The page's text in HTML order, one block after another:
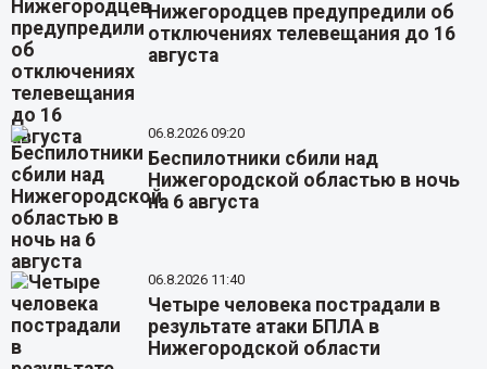
Нижегородцев предупредили об
отключениях телевещания до 16
августа
06.8.2026 09:20
Беспилотники сбили над
Нижегородской областью в ночь
на 6 августа
06.8.2026 11:40
Четыре человека пострадали в
результате атаки БПЛА в
Нижегородской области